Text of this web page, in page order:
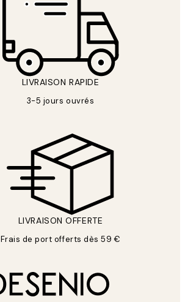
LIVRAISON RAPIDE
3-5 jours ouvrés
LIVRAISON OFFERTE
Frais de port offerts dès 59 €